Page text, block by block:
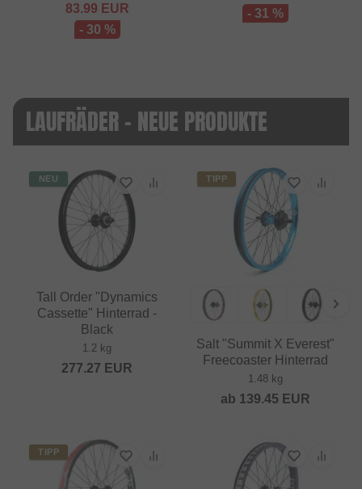
83.99 EUR
- 30 %
- 31 %
LAUFRÄDER - NEUE PRODUKTE
NEU
Tall Order "Dynamics
Cassette" Hinterrad -
Black
1.2 kg
277.27 EUR
TIPP
Salt "Summit X Everest"
Freecoaster Hinterrad
1.48 kg
ab 139.45 EUR
TIPP